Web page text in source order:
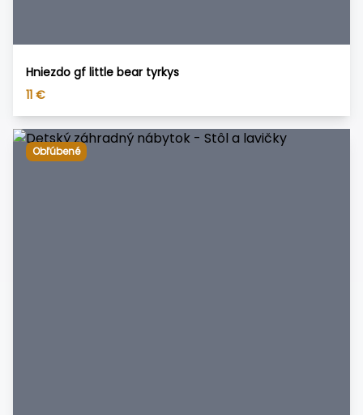
Hniezdo gf little bear tyrkys
11 €
Obľúbené